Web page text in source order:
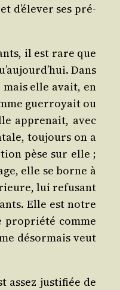
d’élever ses pré­
il est rare que
Dans
elle avait, en
guer­royait ou
appre­nait, avec
tou­jours on a
pèse sur elle ;
elle se borne à
lui refu­sant
Elle est notre
pro­prié­té comme
désor­mais veut
assez jus­ti­fiée de